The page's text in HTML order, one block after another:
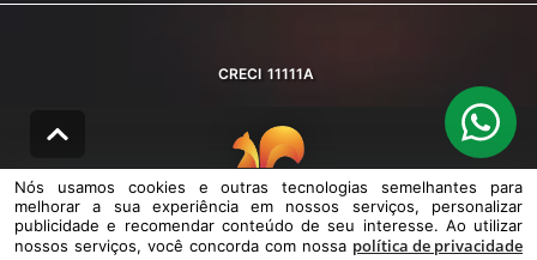
CRECI 11111A
© DESENVOLVIDO PELAAGIL.NET
Nós usamos cookies e outras tecnologias semelhantes para melhorar a
Nós usamos cookies e outras tecnologias semelhantes para
melhorar a sua experiência em nossos serviços, personalizar
publicidade e recomendar conteúdo de seu interesse. Ao utilizar
nossos serviços, você concorda com nossa política de privacidade